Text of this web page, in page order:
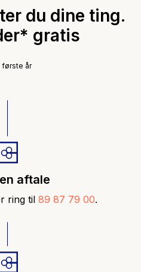
du dine ting.
gratis
år
aftale
ring til 89 87 79 00.